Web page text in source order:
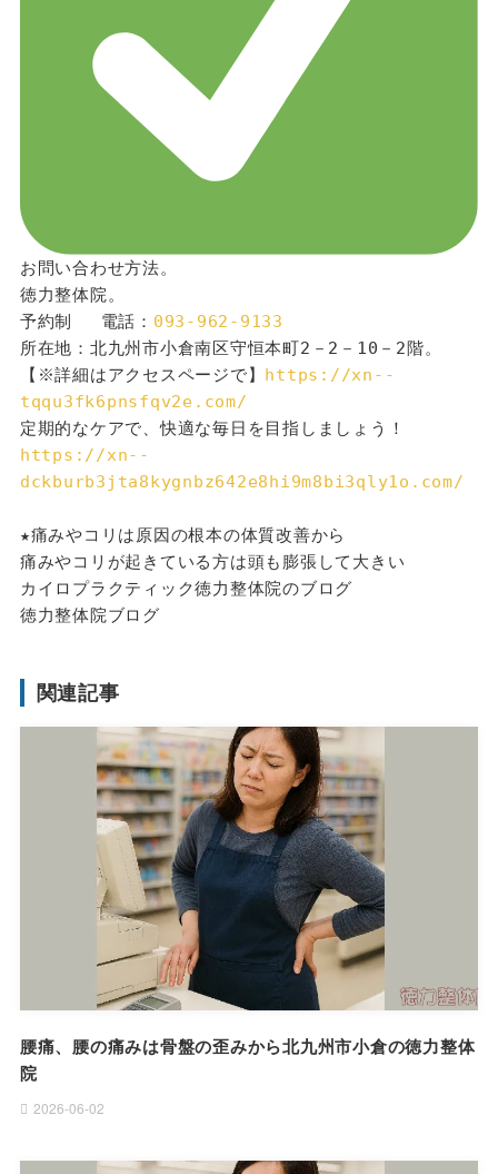
お問い合わせ方法。
徳力整体院。
予約制 　電話： 093-962-9133
所在地：北九州市小倉南区守恒本町2－2－10－2階。
【※詳細はアクセスページで】 https://xn--
tqqu3fk6pnsfqv2e.com/
定期的なケアで、快適な毎日を目指しましょう！
https://xn--
dckburb3jta8kygnbz642e8hi9m8bi3qly1o.com/
★痛みやコリは原因の根本の体質改善から
痛みやコリが起きている方は頭も膨張して大きい
カイロプラクティック徳力整体院のブログ
徳力整体院ブログ
関連記事
腰痛、腰の痛みは骨盤の歪みから北九州市小倉の徳力整体
院
2026-06-02